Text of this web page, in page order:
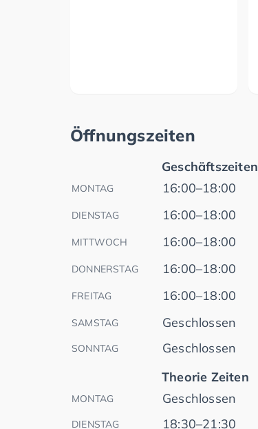
Öffnungszeiten
Geschäftszeiten
MONTAG 16:00–18:00
DIENSTAG 16:00–18:00
MITTWOCH 16:00–18:00
DONNERSTAG 16:00–18:00
FREITAG 16:00–18:00
SAMSTAG Geschlossen
SONNTAG
Geschlossen
Theorie Zeiten
MONTAG Geschlossen
DIENSTAG 18:30–21:30